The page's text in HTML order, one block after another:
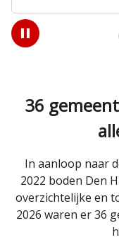
Play
/
36
In aanloop naar
2022 boden Den
overzichtelijke en
2026 waren er 36